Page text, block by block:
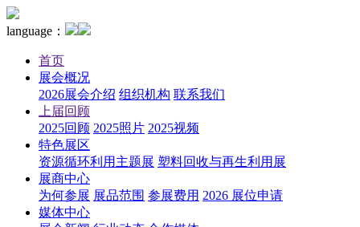
language：
首页
展会概况
2026展会介绍 组织机构 联系我们
上届回顾
2025回顾 2025照片 2025视频
特色展区
资源循环利用主题展 塑料回收与再生利用展
展商中心
为何参展 展品范围 参展费用 2026 展位申请
媒体中心